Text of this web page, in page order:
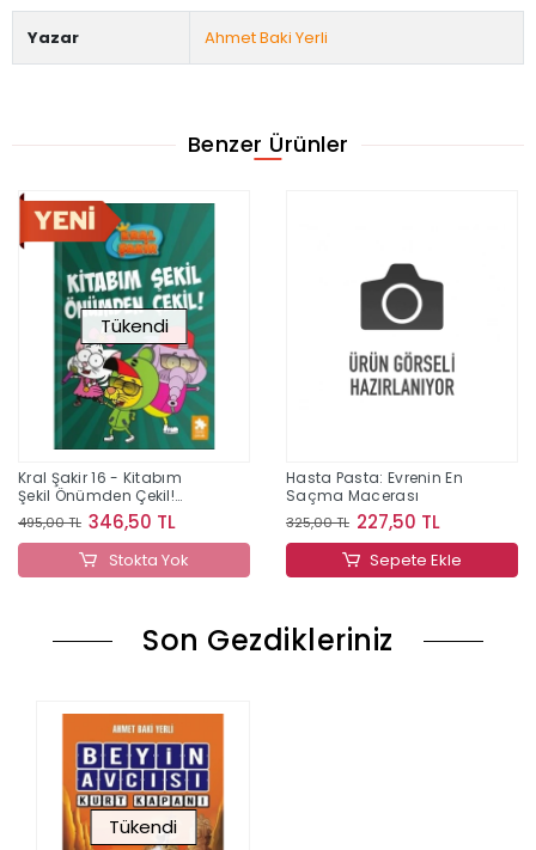
Yazar Ahmet Baki Yerli
Benzer Ürünler
Tükendi
Kral Şakir 16 - Kitabım
Şekil Önümden Çekil!
(Ciltli)
495,00 TL 346,50 TL
Stokta Yok
Hasta Pasta: Evrenin En
Saçma Macerası
325,00 TL 227,50 TL
Sepete Ekle
Son Gezdikleriniz
Tükendi